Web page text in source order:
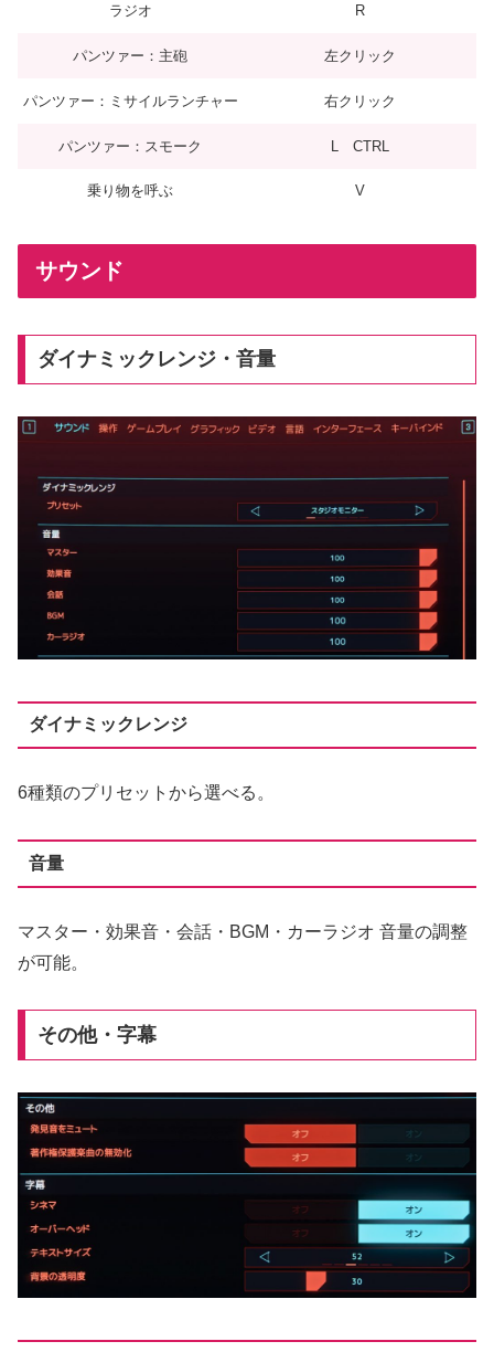
ラジオ R
パンツァー：主砲 左クリック
パンツァー：ミサイルランチャー 右クリック
パンツァー：スモーク L CTRL
乗り物を呼ぶ V
サウンド
ダイナミックレンジ・音量
ダイナミックレンジ
6種類のプリセットから選べる。
音量
マスター・効果音・会話・BGM・カーラジオ 音量の調整
が可能。
その他・字幕